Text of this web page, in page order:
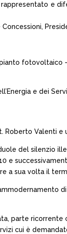
rappresentato
fotovoltaico –
e dei
Valenti e
del silenzio
e
a sua volta il
parte
cui è